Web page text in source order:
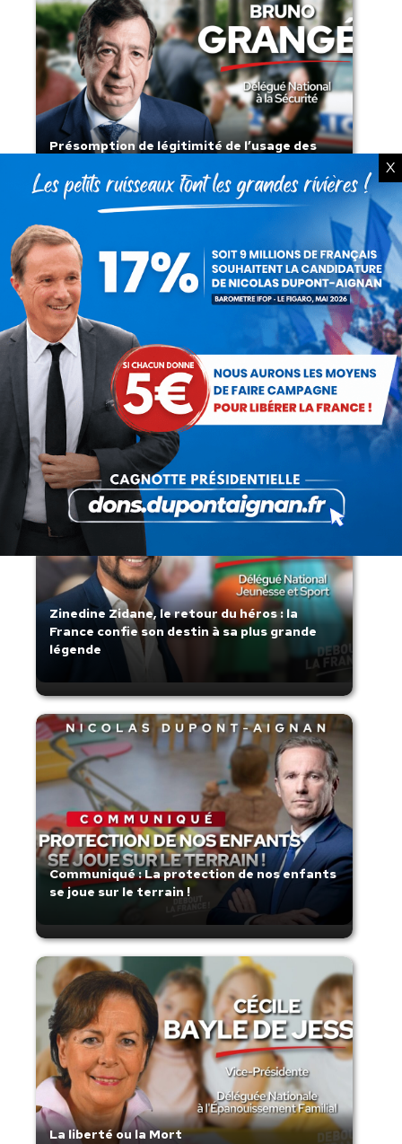
Présomption de légitimité de l’usage des
Lorsque tout flambe et que l’État
s’affaisse.
Zinedine Zidane, le retour du héros : la
France confie son destin à sa plus grande
légende
Communiqué : La protection de nos enfants
se joue sur le terrain !
La liberté ou la Mort
X